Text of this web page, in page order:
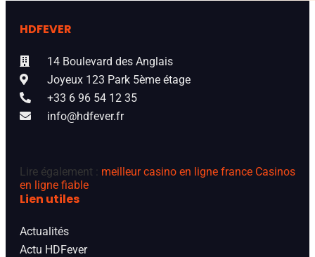
HDFEVER
14 Boulevard des Anglais
Joyeux 123 Park 5ème étage
+33 6 96 54 12 35
info@hdfever.fr
Lire également : meilleur casino en ligne france Casinos
en ligne fiable
Lien utiles
Actualités
Actu HDFever